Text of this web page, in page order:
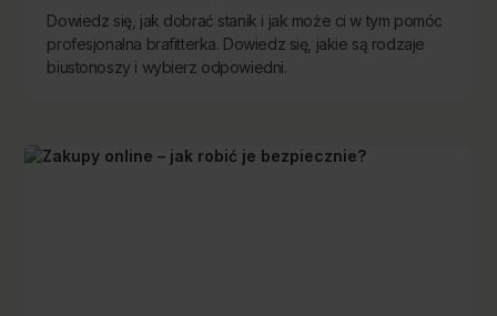
Dowiedz się, jak dobrać stanik i jak może ci w tym pomóc
profesjonalna brafitterka. Dowiedz się, jakie są rodzaje
biustonoszy i wybierz odpowiedni.